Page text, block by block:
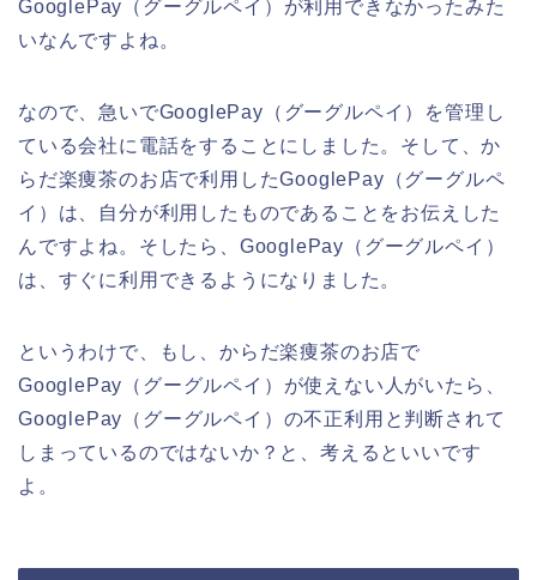
GooglePay（グーグルペイ）が利用できなかったみた
いなんですよね。
なので、急いでGooglePay（グーグルペイ）を管理し
ている会社に電話をすることにしました。そして、か
らだ楽痩茶のお店で利用したGooglePay（グーグルペ
イ）は、自分が利用したものであることをお伝えした
んですよね。そしたら、GooglePay（グーグルペイ）
は、すぐに利用できるようになりました。
というわけで、もし、からだ楽痩茶のお店で
GooglePay（グーグルペイ）が使えない人がいたら、
GooglePay（グーグルペイ）の不正利用と判断されて
しまっているのではないか？と、考えるといいです
よ。